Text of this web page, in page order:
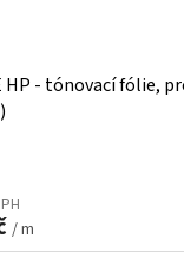
HP - tónovací fólie,
/ m